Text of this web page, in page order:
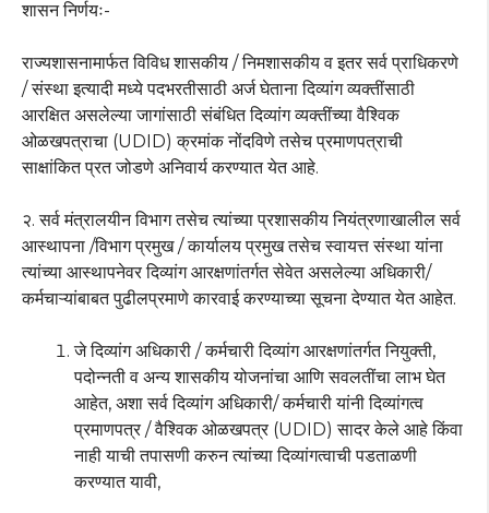
शासन निर्णयः-
राज्यशासनामार्फत विविध शासकीय / निमशासकीय व इतर सर्व प्राधिकरणे
/ संस्था इत्यादी मध्ये पदभरतीसाठी अर्ज घेताना दिव्यांग व्यक्तींसाठी
आरक्षित असलेल्या जागांसाठी संबंधित दिव्यांग व्यक्तींच्या वैश्विक
ओळखपत्राचा (UDID) क्रमांक नोंदविणे तसेच प्रमाणपत्राची
साक्षांकित प्रत जोडणे अनिवार्य करण्यात येत आहे.
२. सर्व मंत्रालयीन विभाग तसेच त्यांच्या प्रशासकीय नियंत्रणाखालील सर्व
आस्थापना /विभाग प्रमुख / कार्यालय प्रमुख तसेच स्वायत्त संस्था यांना
त्यांच्या आस्थापनेवर दिव्यांग आरक्षणांतर्गत सेवेत असलेल्या अधिकारी/
कर्मचाऱ्यांबाबत पुढीलप्रमाणे कारवाई करण्याच्या सूचना देण्यात येत आहेत.
जे दिव्यांग अधिकारी / कर्मचारी दिव्यांग आरक्षणांतर्गत नियुक्ती,
पदोन्नती व अन्य शासकीय योजनांचा आणि सवलतींचा लाभ घेत
आहेत, अशा सर्व दिव्यांग अधिकारी/ कर्मचारी यांनी दिव्यांगत्व
प्रमाणपत्र / वैश्विक ओळखपत्र (UDID) सादर केले आहे किंवा
नाही याची तपासणी करुन त्यांच्या दिव्यांगत्वाची पडताळणी
करण्यात यावी,